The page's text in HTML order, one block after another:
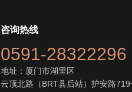
咨询热线
0591-28322296
地址：厦门市湖里区
云顶北路（BRT县后站）护安路719